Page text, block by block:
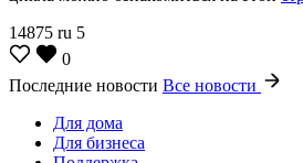
14875 ru 5
0
Последние новости Все новости
Для дома
Для бизнеса